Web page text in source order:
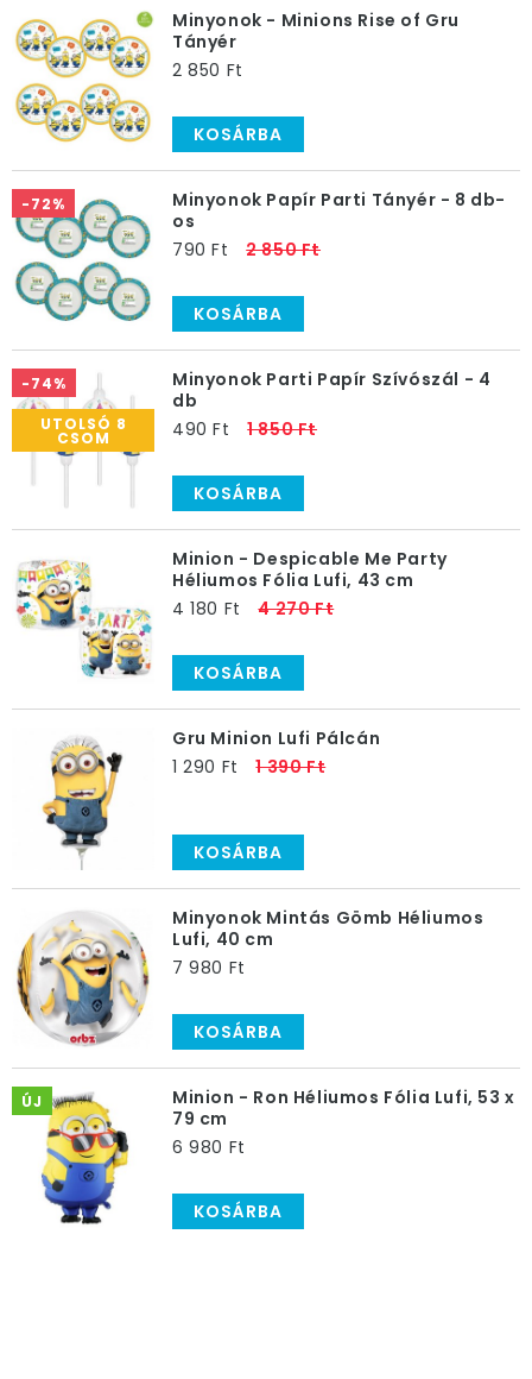
Minyonok - Minions Rise of Gru
Tányér
2 850 Ft
KOSÁRBA
-72%
Minyonok Papír Parti Tányér - 8 db-
os
790 Ft
2 850 Ft
KOSÁRBA
-74%
UTOLSÓ 8
CSOM
Minyonok Parti Papír Szívószál - 4
db
490 Ft
1 850 Ft
KOSÁRBA
Minion - Despicable Me Party
Héliumos Fólia Lufi, 43 cm
4 180 Ft
4 270 Ft
KOSÁRBA
Gru Minion Lufi Pálcán
1 290 Ft
1 390 Ft
KOSÁRBA
Minyonok Mintás Gömb Héliumos
Lufi, 40 cm
7 980 Ft
KOSÁRBA
ÚJ
Minion - Ron Héliumos Fólia Lufi, 53 x
79 cm
6 980 Ft
KOSÁRBA